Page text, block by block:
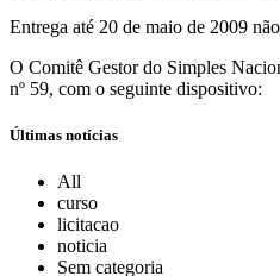
Entrega até 20 de maio de 2009
O Comitê Gestor do Simples
nº 59, com o seguinte dispositivo:
Últimas notícias
All
curso
licitacao
noticia
Sem categoria